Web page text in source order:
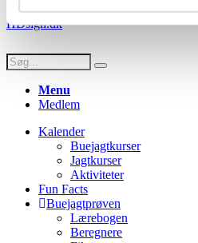
© Copyright FADB - All Rights
HDsign.dk
Menu
Medlem
Kalender
Buejagtkurser
Jagtkurser
Aktiviteter
Fun Facts
Buejagtprøven
Lærebogen
Beregnere